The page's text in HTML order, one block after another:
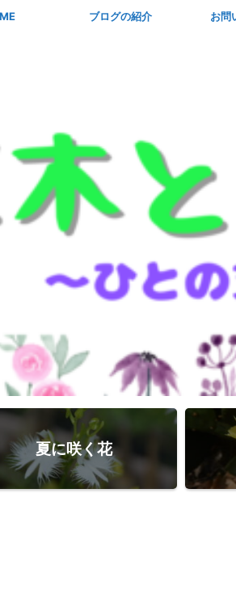
ブログの紹介 お問
夏に咲く花